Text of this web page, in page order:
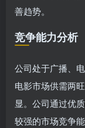
善趋势。
竞争能力分析
公司处于广播、
电影市场供需两
显。公司通过优
较强的市场竞争能